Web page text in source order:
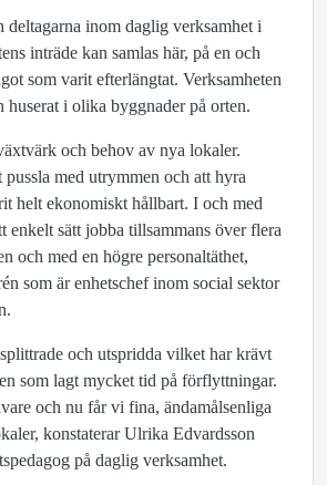
deltagarna inom daglig verksamhet i
inträde kan samlas här, på en och
som varit efterlängtat. Verksamheten
huserat i olika byggnader på orten.
och behov av nya lokaler.
pussla med utrymmen och att hyra
helt ekonomiskt hållbart. I och med
enkelt sätt jobba tillsammans över flera
och med en högre personaltäthet,
som är enhetschef inom social sektor
och utspridda vilket har krävt
som lagt mycket tid på förflyttningar.
och nu får vi fina, ändamålsenliga
konstaterar Ulrika Edvardsson
på daglig verksamhet.